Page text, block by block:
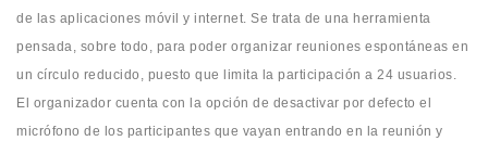
de las aplicaciones móvil y internet. Se trata de una herramienta
pensada, sobre todo, para poder organizar reuniones espontáneas en
un círculo reducido, puesto que limita la participación a 24 usuarios.
El organizador cuenta con la opción de desactivar por defecto el
micrófono de los participantes que vayan entrando en la reunión y